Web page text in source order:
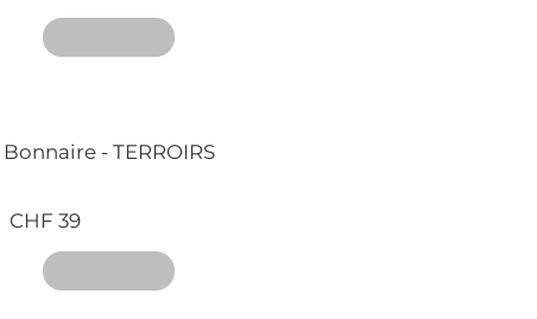
Bonnaire - TERROIRS
CHF 39